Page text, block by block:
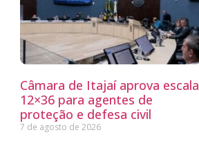
Câmara de Itajaí aprova escala
12×36 para agentes de
proteção e defesa civil
7 de agosto de 2026